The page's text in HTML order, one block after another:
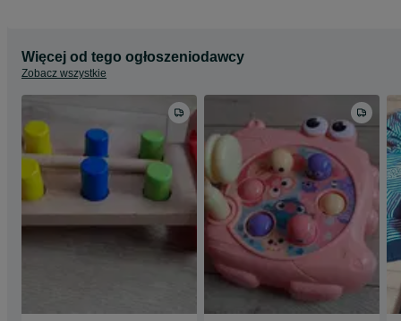
Więcej od tego ogłoszeniodawcy
Zobacz wszystkie